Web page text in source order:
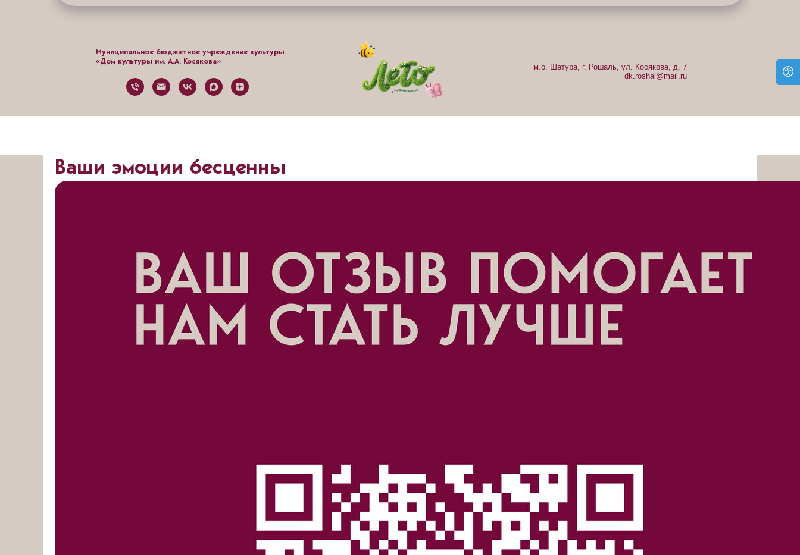
Муниципальное бюджетное учреждение культуры
«Дом культуры им. А.А. Косякова»
м.о. Шатура, г. Рошаль, ул. Косякова, д. 7
dk.roshal@mail.ru
Ваши эмоции бесценны